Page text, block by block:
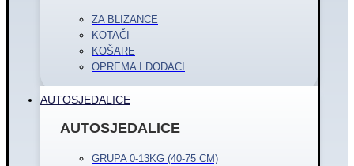
ZA BLIZANCE
KOTAČI
KOŠARE
OPREMA I DODACI
AUTOSJEDALICE
AUTOSJEDALICE
GRUPA 0-13KG (40-75 CM)